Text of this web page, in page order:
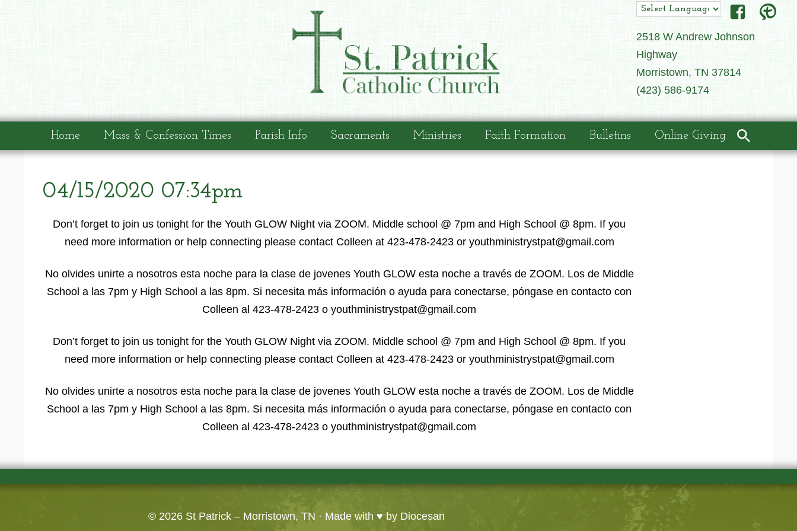
2518 W Andrew Johnson
Highway
Morristown, TN 37814
(423) 586-9174
Home Mass & Confession Times Parish Info Sacraments Ministries Faith Formation Bulletins Online Giving
04/15/2020 07:34pm
Don’t forget to join us tonight for the Youth GLOW Night via ZOOM. Middle school @ 7pm and High School @ 8pm. If you
need more information or help connecting please contact Colleen at 423-478-2423 or youthministrystpat@gmail.com
No olvides unirte a nosotros esta noche para la clase de jovenes Youth GLOW esta noche a través de ZOOM. Los de Middle
School a las 7pm y High School a las 8pm. Si necesita más información o ayuda para conectarse, póngase en contacto con
Colleen al 423-478-2423 o youthministrystpat@gmail.com
Don’t forget to join us tonight for the Youth GLOW Night via ZOOM. Middle school @ 7pm and High School @ 8pm. If you
need more information or help connecting please contact Colleen at 423-478-2423 or youthministrystpat@gmail.com
No olvides unirte a nosotros esta noche para la clase de jovenes Youth GLOW esta noche a través de ZOOM. Los de Middle
School a las 7pm y High School a las 8pm. Si necesita más información o ayuda para conectarse, póngase en contacto con
Colleen al 423-478-2423 o youthministrystpat@gmail.com
© 2026 St Patrick – Morristown, TN · Made with ♥ by Diocesan